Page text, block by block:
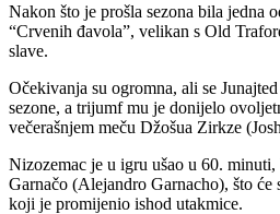
Nakon što je prošla sezona bila jedna
“Crvenih đavola”, velikan s Old
slave.
Očekivanja su ogromna, ali se
sezone, a trijumf mu je donijelo
večerašnjem meču Džošua Zirkze
Nizozemac je u igru ušao u 60.
Garnačo (Alejandro Garnacho), što će
koji je promijenio ishod utakmice.